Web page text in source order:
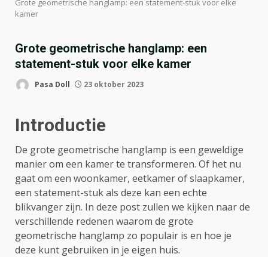
Grote geometrische hanglamp: een statement-stuk voor elke
kamer
Grote geometrische hanglamp: een
statement-stuk voor elke kamer
Pasa Doll 23 oktober 2023
Introductie
De grote geometrische hanglamp is een geweldige
manier om een kamer te transformeren. Of het nu
gaat om een woonkamer, eetkamer of slaapkamer,
een statement-stuk als deze kan een echte
blikvanger zijn. In deze post zullen we kijken naar de
verschillende redenen waarom de grote
geometrische hanglamp zo populair is en hoe je
deze kunt gebruiken in je eigen huis.